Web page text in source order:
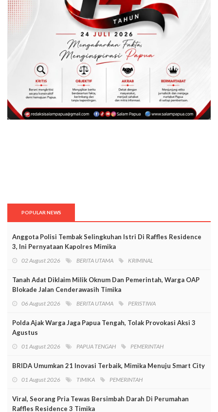
POPULAR NEWS
Anggota Polisi Tembak Selingkuhan Istri Di Raffles Residence
3, Ini Pernyataan Kapolres Mimika
02 August 2026 BERITA UTAMA KRIMINAL
Tanah Adat Diklaim Milik Oknum Dan Pemerintah, Warga OAP
Blokade Jalan Cenderawasih Timika
06 August 2026 BERITA UTAMA PERISTIWA
Polda Ajak Warga Jaga Papua Tengah, Tolak Provokasi Aksi 3
Agustus
01 August 2026 PAPUA TENGAH PEMERINTAH
BRIDA Umumkan 21 Inovasi Terbaik, Mimika Menuju Smart City
01 August 2026 TIMIKA PEMERINTAH
Viral, Seorang Pria Tewas Bersimbah Darah Di Perumahan
Raffles Residence 3 Timika